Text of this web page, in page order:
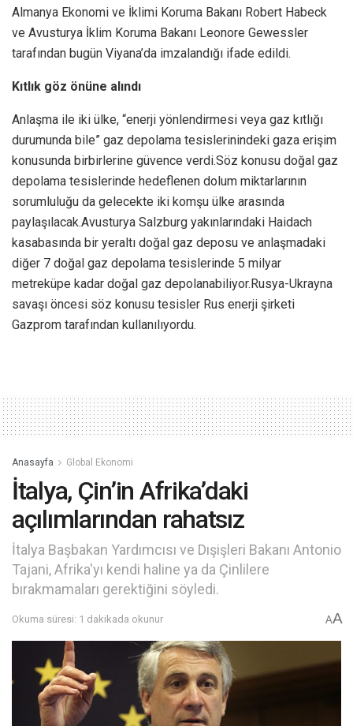
Almanya Ekonomi ve İklimi Koruma Bakanı Robert Habeck
ve Avusturya İklim Koruma Bakanı Leonore Gewessler
tarafından bugün Viyana’da imzalandığı ifade edildi.
Kıtlık göz önüne alındı
Anlaşma ile iki ülke, “enerji yönlendirmesi veya gaz kıtlığı
durumunda bile” gaz depolama tesislerinindeki gaza erişim
konusunda birbirlerine güvence verdi.Söz konusu doğal gaz
depolama tesislerinde hedeflenen dolum miktarlarının
sorumluluğu da gelecekte iki komşu ülke arasında
paylaşılacak.Avusturya Salzburg yakınlarındaki Haidach
kasabasında bir yeraltı doğal gaz deposu ve anlaşmadaki
diğer 7 doğal gaz depolama tesislerinde 5 milyar
metreküpe kadar doğal gaz depolanabiliyor.Rusya-Ukrayna
savaşı öncesi söz konusu tesisler Rus enerji şirketi
Gazprom tarafından kullanılıyordu.
Anasayfa Global Ekonomi
İtalya, Çin’in Afrika’daki
açılımlarından rahatsız
İtalya Başbakan Yardımcısı ve Dışişleri Bakanı Antonio
Tajani, Afrika'yı kendi haline ya da Çinlilere
bırakmamaları gerektiğini söyledi.
Okuma süresi: 1 dakikada okunur AA